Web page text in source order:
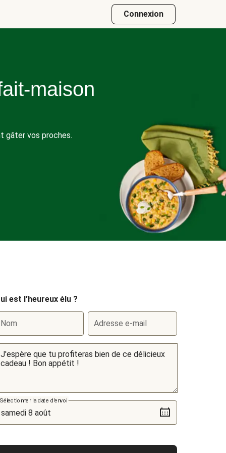
Connexion
maison
gâter vos proches.
est l'heureux élu ?
Nom Adresse e-mail
Sélectionner la date d'envoi